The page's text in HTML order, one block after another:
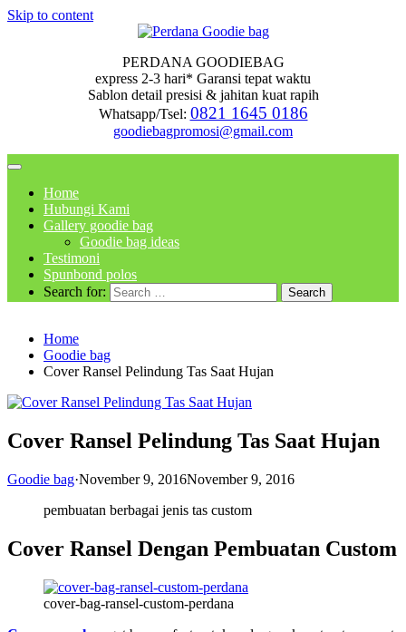
Skip to content
PERDANA GOODIEBAG
express 2-3 hari* Garansi tepat waktu
Sablon detail presisi & jahitan kuat rapih
Whatsapp/Tsel: 0821 1645 0186
goodiebagpromosi@gmail.com
Home
Hubungi Kami
Gallery goodie bag
Goodie bag ideas
Testimoni
Spunbond polos
Search for:
Home
Goodie bag
Cover Ransel Pelindung Tas Saat Hujan
Cover Ransel Pelindung Tas Saat Hujan
Goodie bag·November 9, 2016November 9, 2016
pembuatan berbagai jenis tas custom
Cover Ransel Dengan Pembuatan Custom
cover-bag-ransel-custom-perdana